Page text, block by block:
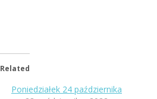
Related
Poniedziałek 24 października